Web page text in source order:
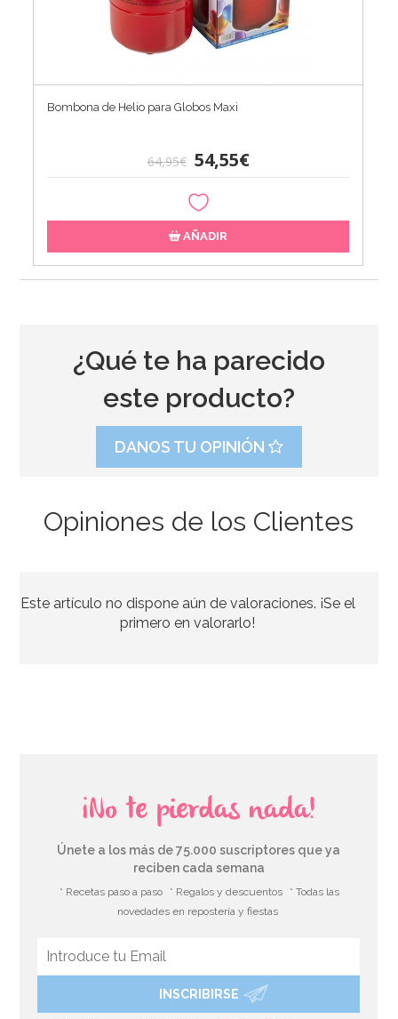
Bombona de Helio para Globos Maxi
64,95€ 54,55€
AÑADIR
37,95€ 33,39€
Marco para Photocall inflable 70 cm
¿Qué te ha parecido
este producto?
DANOS TU OPINIÓN
Opiniones de los Clientes
Este artículo no dispone aún de valoraciones. ¡Se el
primero en valorarlo!
¡No te pierdas nada!
Únete a los más de 75.000 suscriptores que ya
reciben cada semana
* Recetas paso a paso * Regalos y descuentos
* Todas las
novedades en repostería y fiestas
INSCRIBIRSE